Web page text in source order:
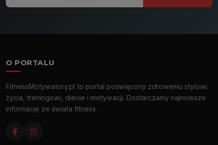
O PORTALU
FitnessMotywatory.pl to portal poświęcony zdrowemu stylowi
życia, treningowi, diecie i motywacji. Dostarczamy najnowsze
informacje ze świata fitness.